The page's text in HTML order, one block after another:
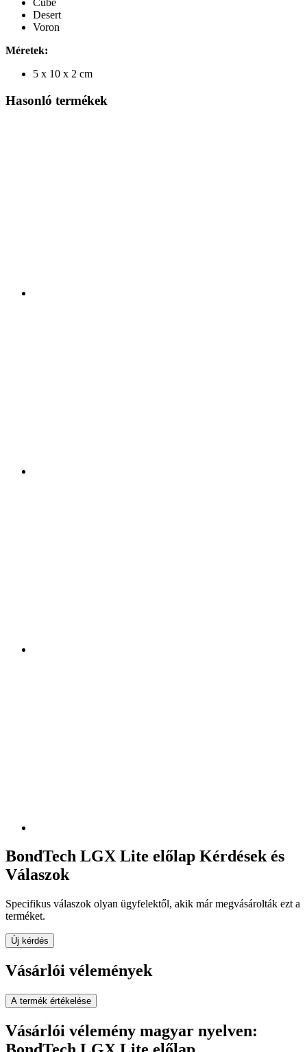
Cube
Desert
Voron
Méretek:
5 x 10 x 2 cm
Hasonló termékek
BondTech LGX Lite előlap Kérdések és
Válaszok
Specifikus válaszok olyan ügyfelektől, akik már megvásárolták ezt a
terméket.
Új kérdés
Vásárlói vélemények
A termék értékelése
Vásárlói vélemény magyar nyelven: